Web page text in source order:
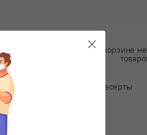
В корзине
Фри Десерты